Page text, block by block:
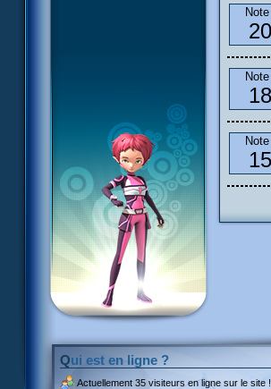
20
18
15
Qui est en ligne ?
Actuellement 35 visiteurs en ligne sur le site !